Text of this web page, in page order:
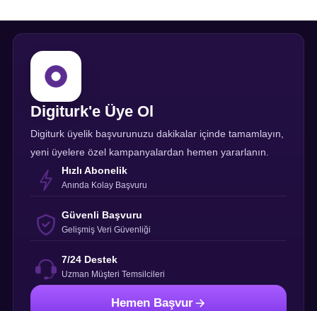
Digiturk'e Üye Ol
Digiturk üyelik başvurunuzu dakikalar içinde tamamlayın,
yeni üyelere özel kampanyalardan hemen yararlanın.
Hızlı Abonelik
Anında Kolay Başvuru
Güvenli Başvuru
Gelişmiş Veri Güvenliği
7/24 Destek
Uzman Müşteri Temsilcileri
Hemen Başvur